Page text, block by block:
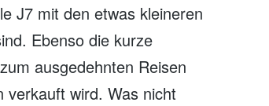
J7 mit den etwas kleineren
Ebenso die kurze
ausgedehnten Reisen
verkauft wird. Was nicht